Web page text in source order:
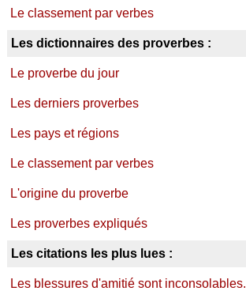
Le classement par verbes
Les dictionnaires des proverbes :
Le proverbe du jour
Les derniers proverbes
Les pays et régions
Le classement par verbes
L'origine du proverbe
Les proverbes expliqués
Les citations les plus lues :
Les blessures d'amitié sont inconsolables.